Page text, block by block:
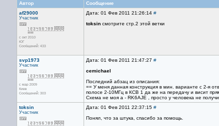
Автор
Сообщение
af29000
Участник
с окт 2010
ЮГ
Сообщений: 433
Дата: 01 Фев 2011 21:26:14 #
toksin смотрите стр.2 этой ветки
svp1973
Участник
с мар 2009
Киев
Сообщений: 303
Дата: 01 Фев 2011 21:47:27 #
cemichael
Последний абзац из описания:
== У меня данная конструкция в мин. варианте с 2-я
полосе 2-10МГц в КСВ 1 да же на передачу и висит
Схема не моя а - RK6AJE , просто у человека не
toksin
Участник
Дата: 01 Фев 2011 22:37:15 #
Понял, что за штука, спасибо за помощь.